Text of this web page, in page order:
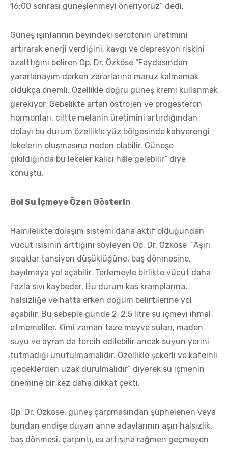
16:00 sonrası güneşlenmeyi öneriyoruz” dedi.
Güneş ışınlarının beyindeki serotonin üretimini
artırarak enerji verdiğini, kaygı ve depresyon riskini
azalttığını beliren Op. Dr. Özköse “Faydasından
yararlanayım derken zararlarına maruz kalmamak
oldukça önemli. Özellikle doğru güneş kremi kullanmak
gerekiyor. Gebelikte artan östrojen ve progesteron
hormonları, ciltte melanin üretimini artırdığından
dolayı bu durum özellikle yüz bölgesinde kahverengi
lekelerin oluşmasına neden olabilir. Güneşe
çıkıldığında bu lekeler kalıcı hâle gelebilir” diye
konuştu.
Bol Su İçmeye Özen Gösterin
Hamilelikte dolaşım sistemi daha aktif olduğundan
vücut ısısının arttığını söyleyen Op. Dr. Özköse “Aşırı
sıcaklar tansiyon düşüklüğüne, baş dönmesine,
bayılmaya yol açabilir. Terlemeyle birlikte vücut daha
fazla sıvı kaybeder. Bu durum kas kramplarına,
halsizliğe ve hatta erken doğum belirtilerine yol
açabilir. Bu sebeple günde 2-2.5 litre su içmeyi ihmal
etmemeliler. Kimi zaman taze meyve suları, maden
suyu ve ayran da tercih edilebilir ancak suyun yerini
tutmadığı unutulmamalıdır. Özellikle şekerli ve kafeinli
içeceklerden uzak durulmalıdır” diyerek su içmenin
önemine bir kez daha dikkat çekti.
Op. Dr. Özköse, güneş çarpmasından şüphelenen veya
bundan endişe duyan anne adaylarının aşırı halsizlik,
baş dönmesi, çarpıntı, ısı artışına rağmen geçmeyen